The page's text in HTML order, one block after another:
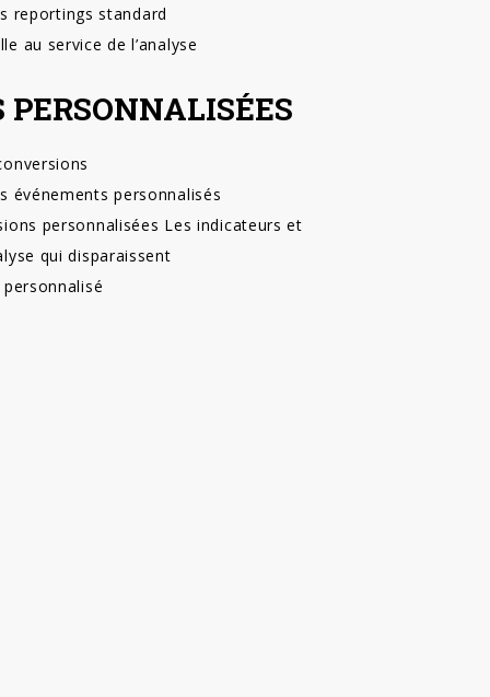
reportings standard
au service de l’analyse
événements personnalisés
personnalisées Les indicateurs et
qui disparaissent